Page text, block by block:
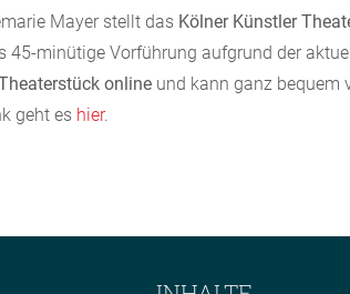
Mayer stellt das Kölner Künstler
45-minütige Vorführung aufgrund der
online und kann ganz bequem
geht es hier.